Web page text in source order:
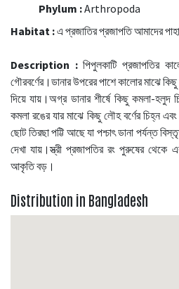
Phylum :Arthropoda
Habitat :এ প্রজাতির প্রজাপতি আমাদের
Description :পিপুলকাটি প্রজাপতির
গৌরবর্ণের।ডানার উপরের পাশে কালোর মাঝে
দিয়ে যায়।অগ্র ডানার শীর্ষে কিছু কমলা-হলুদ
কমলা রঙের যার মাঝে কিছু লৌহ বর্ণের চিহ্ন
ছোট তিরছা পট্টি আছে যা পশ্চাৎ ডানা পর্যন্ত
দেখা যায়।স্ত্রী প্রজাপতির রং পুরুষের
আকৃতি বড়।
Distribution in Bangladesh